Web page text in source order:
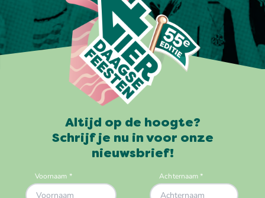
Altijd op de hoogte?
Schrijf je nu in voor onze
nieuwsbrief!